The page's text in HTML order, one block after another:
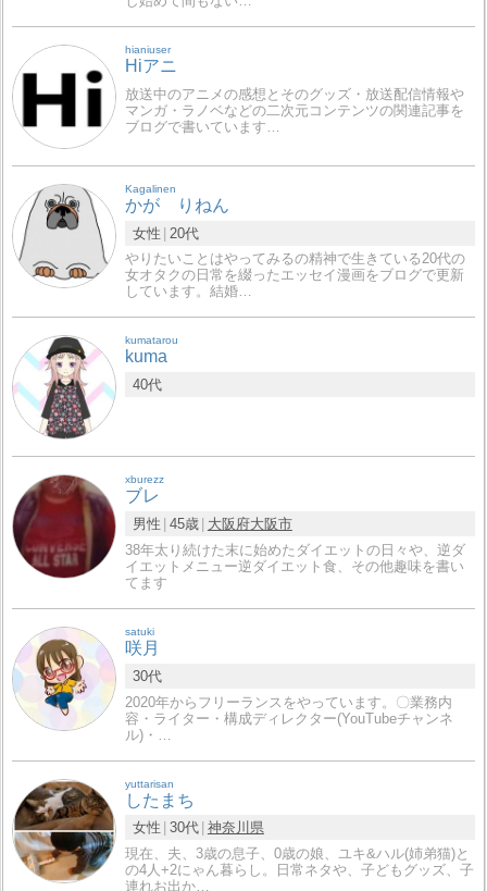
hianiuser
Hiアニ
放送中のアニメの感想とそのグッズ・放送配信情報や
マンガ・ラノベなどの二次元コンテンツの関連記事を
ブログで書いています…
Kagalinen
かが りねん
女性
20代
やりたいことはやってみるの精神で生きている20代の
女オタクの日常を綴ったエッセイ漫画をブログで更新
しています。結婚…
kumatarou
kuma
40代
xburezz
ブレ
男性 45歳 大阪府大阪市
38年太り続けた末に始めたダイエットの日々や、逆ダ
イエットメニュー逆ダイエット食、その他趣味を書い
てます
satuki
咲月
30代
2020年からフリーランスをやっています。〇業務内
容・ライター・構成ディレクター(YouTubeチャンネ
ル)・…
yuttarisan
したまち
女性 30代 神奈川県
現在、夫、3歳の息子、0歳の娘、ユキ&ハル(姉弟猫)と
の4人+2にゃん暮らし。日常ネタや、子どもグッズ、子
連れお出か…